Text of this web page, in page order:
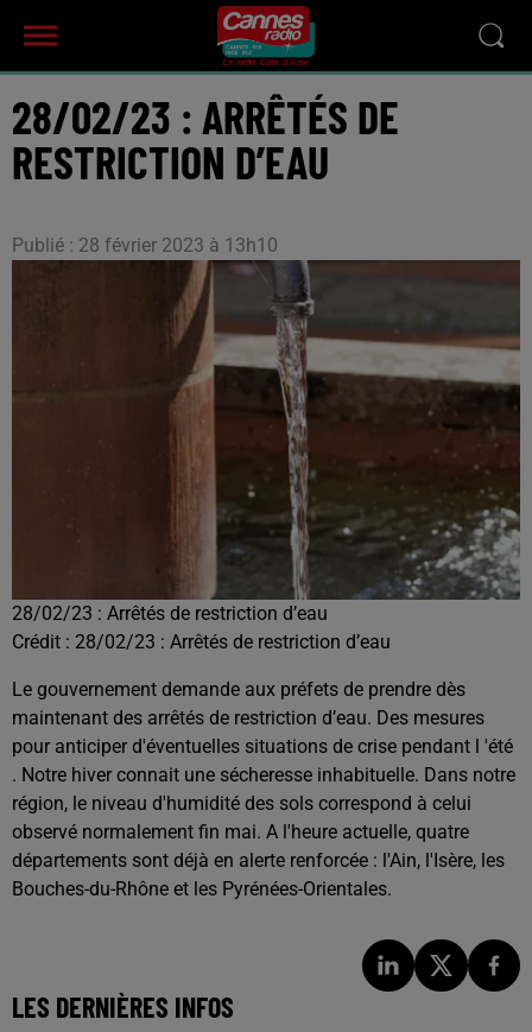
28/02/23 : ARRÊTÉS DE
RESTRICTION D’EAU
Publié : 28 février 2023 à 13h10
28/02/23 : Arrêtés de restriction d’eau
Crédit : 28/02/23 : Arrêtés de restriction d’eau
Le gouvernement demande aux préfets de prendre dès
maintenant des arrêtés de restriction d’eau. Des mesures
pour anticiper d'éventuelles situations de crise pendant l 'été
. Notre hiver connait une sécheresse inhabituelle. Dans notre
région, le niveau d'humidité des sols correspond à celui
observé normalement fin mai. A l'heure actuelle, quatre
départements sont déjà en alerte renforcée : l'Ain, l'Isère, les
Bouches-du-Rhône et les Pyrénées-Orientales.
LES DERNIÈRES INFOS